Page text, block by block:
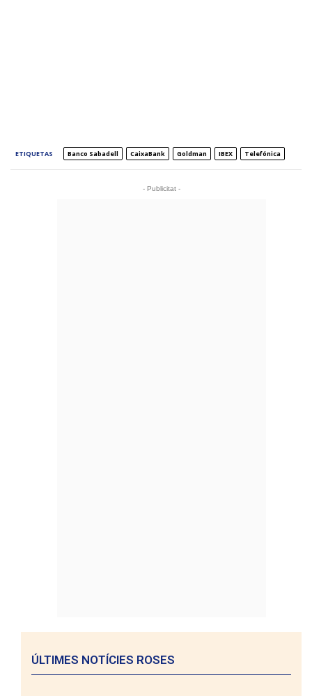
ETIQUETAS Banco Sabadell CaixaBank Goldman IBEX Telefónica
- Publicitat -
ÚLTIMES NOTÍCIES ROSES